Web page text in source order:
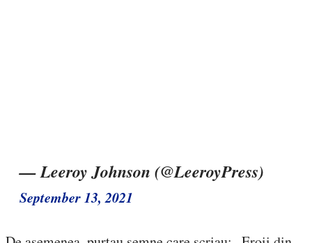
— Leeroy Johnson (@LeeroyPress)
September 13, 2021